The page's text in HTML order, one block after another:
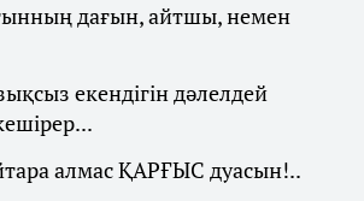
дағын, айтшы, немен
екендігін дәлелдей
алмас ҚАРҒЫС дуасын!..